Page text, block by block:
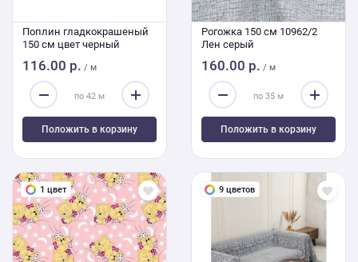
Поплин гладкокрашеный
150 см цвет черный
116.00 р. / м
Положить в корзину
Рогожка 150 см 10962/2
Лен серый
160.00 р. / м
Положить в корзину
1 цвет 9 цветов